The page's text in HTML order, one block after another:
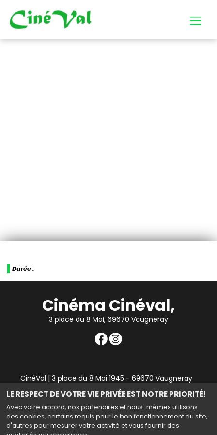
LE RESPECT DE VOTRE VIE PRIVÉE EST NOTRE PRIORITÉ!
Avec votre accord, nos partenaires et nous-mêmes utilisons
des cookies, certains requis pour le bon fonctionnement du site,
d'autres pour mesurer votre activité et vous fournir des
Durée :
Cinéma Cinéval,
3 place du 8 Mai, 69670 Vaugneray
CinéVal | 3 place du 8 Mai 1945 - 69670 Vaugneray
|Mentions légales|Contact|RGPD| Tel : 04 78 45 94